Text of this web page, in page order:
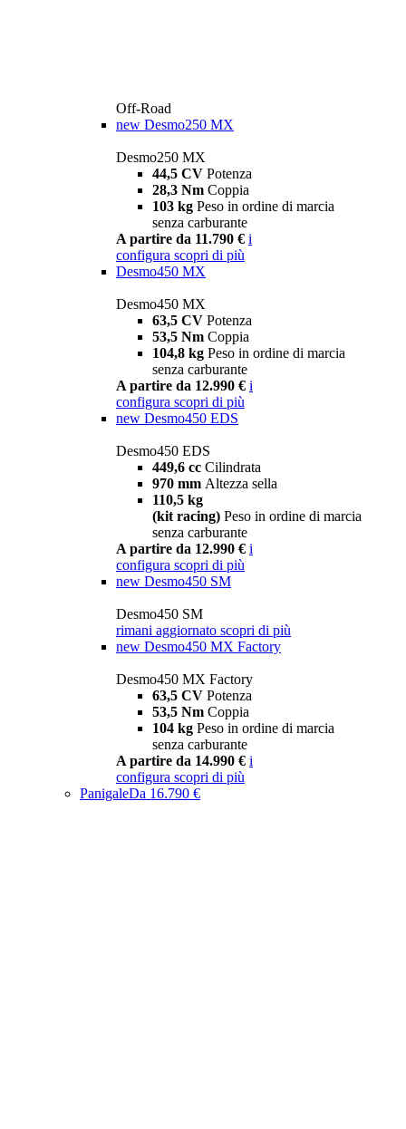
Off-Road
new Desmo250 MX
Desmo250 MX
44,5 CV Potenza
28,3 Nm Coppia
103 kg Peso in ordine di marcia
senza carburante
A partire da 11.790 € i
configura scopri di più
Desmo450 MX
Desmo450 MX
63,5 CV Potenza
53,5 Nm Coppia
104,8 kg Peso in ordine di marcia
senza carburante
A partire da 12.990 € i
configura scopri di più
new Desmo450 EDS
Desmo450 EDS
449,6 cc Cilindrata
970 mm Altezza sella
110,5 kg
(kit racing) Peso in ordine di marcia
senza carburante
A partire da 12.990 € i
configura scopri di più
new Desmo450 SM
Desmo450 SM
rimani aggiornato scopri di più
new Desmo450 MX Factory
Desmo450 MX Factory
63,5 CV Potenza
53,5 Nm Coppia
104 kg Peso in ordine di marcia
senza carburante
A partire da 14.990 € i
configura scopri di più
PanigaleDa 16.790 €